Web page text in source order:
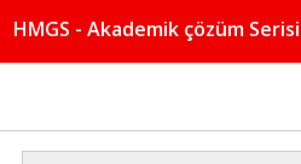
HMGS - Akademik çözüm Serisi